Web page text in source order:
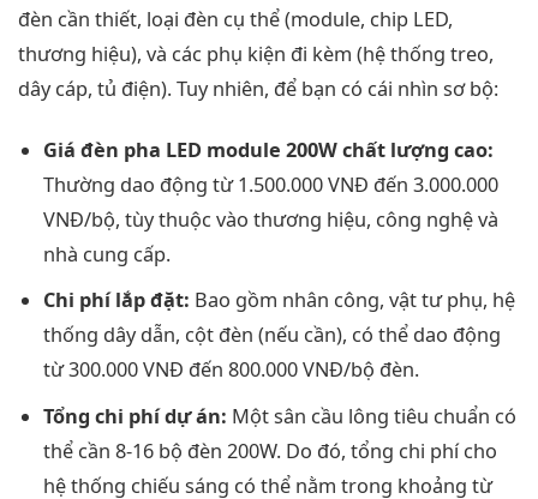
đèn cần thiết, loại đèn cụ thể (module, chip LED,
thương hiệu), và các phụ kiện đi kèm (hệ thống treo,
dây cáp, tủ điện). Tuy nhiên, để bạn có cái nhìn sơ bộ:
Giá đèn pha LED module 200W chất lượng cao:
Thường dao động từ 1.500.000 VNĐ đến 3.000.000
VNĐ/bộ, tùy thuộc vào thương hiệu, công nghệ và
nhà cung cấp.
Chi phí lắp đặt: Bao gồm nhân công, vật tư phụ, hệ
thống dây dẫn, cột đèn (nếu cần), có thể dao động
từ 300.000 VNĐ đến 800.000 VNĐ/bộ đèn.
Tổng chi phí dự án: Một sân cầu lông tiêu chuẩn có
thể cần 8-16 bộ đèn 200W. Do đó, tổng chi phí cho
hệ thống chiếu sáng có thể nằm trong khoảng từ